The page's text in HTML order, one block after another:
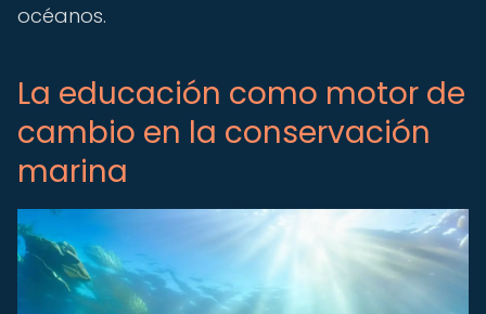
océanos.
La educación como motor de
cambio en la conservación
marina